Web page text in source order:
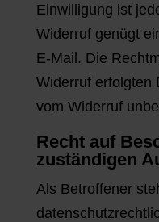
Einwilligung ist
Widerruf genügt
E-Mail. Die
Widerruf erfolgten
vom Widerruf
Recht auf
zuständigen
Als Betroffener